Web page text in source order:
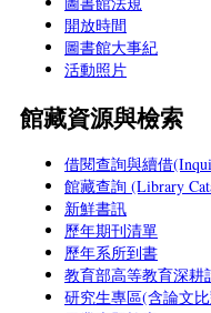
開放時間
圖書館大事紀
活動照片
館藏資源與檢索
借閱查詢與續借
館藏查詢 (Library
新鮮書訊
歷年期刊清單
歷年系所到書
教育部高等教育深耕
研究生專區(含論文